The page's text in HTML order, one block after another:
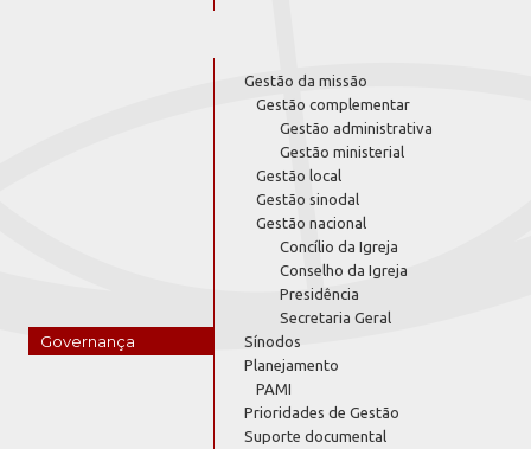
Governança
Gestão da missão
Gestão complementar
Gestão administrativa
Gestão ministerial
Gestão local
Gestão sinodal
Gestão nacional
Concílio da Igreja
Conselho da Igreja
Presidência
Secretaria Geral
Sínodos
Planejamento
PAMI
Prioridades de Gestão
Suporte documental